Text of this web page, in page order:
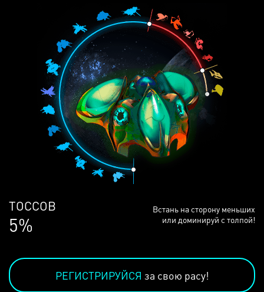
ЛЮДЕЙ
68%
Встань на сторону меньших
или доминируй с толпой!
РЕГИСТРИРУЙСЯ за свою расу!